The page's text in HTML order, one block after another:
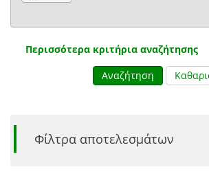
Περισσότερα κριτήρια αναζήτησης
Αναζήτηση
Φίλτρα αποτελεσμάτων